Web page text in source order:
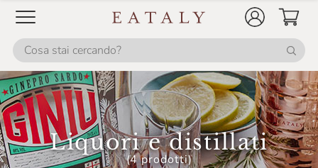
Liquori e distillati
(4 prodotti)
Tullamore
VKA
Vecchio Magazzino Doganale
Villa Massa
Villa De Varda